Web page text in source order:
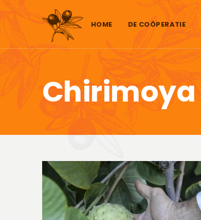
Skip to content
HOME DE COÖPERATIE
Chirimoya